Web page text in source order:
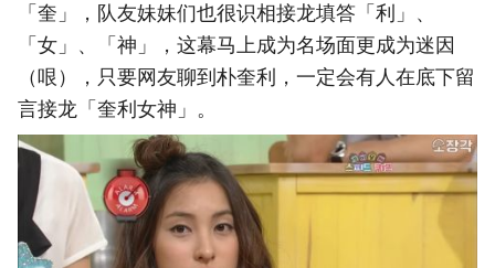
「奎」，队友妹妹们也很识相接龙填答「利」、
「女」、「神」，这幕马上成为名场面更成为迷因
（哏），只要网友聊到朴奎利，一定会有人在底下留
言接龙「奎利女神」。